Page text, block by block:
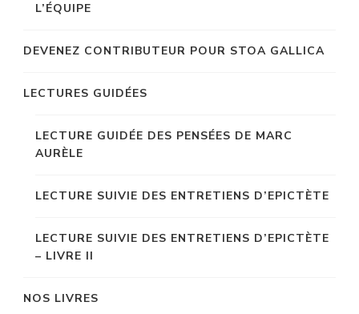
L’ÉQUIPE
DEVENEZ CONTRIBUTEUR POUR STOA GALLICA
LECTURES GUIDÉES
LECTURE GUIDÉE DES PENSÉES DE MARC
AURÈLE
LECTURE SUIVIE DES ENTRETIENS D’EPICTÈTE
LECTURE SUIVIE DES ENTRETIENS D’EPICTÈTE
– LIVRE II
NOS LIVRES